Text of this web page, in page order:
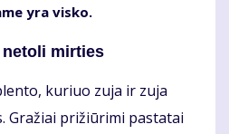
yra vis­ko.
ne­to­li mir­ties
ku­riuo zu­ja ir zu­ja
Gra­žiai pri­žiū­ri­mi pa­sta­tai